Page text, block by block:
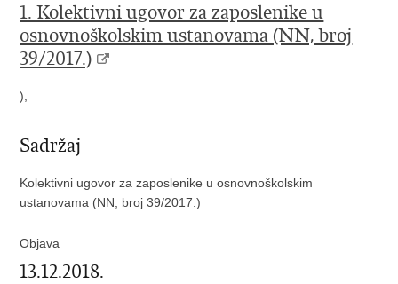
1. Kolektivni ugovor za zaposlenike u
osnovnoškolskim ustanovama (NN, broj
39/2017.)
),
Sadržaj
Kolektivni ugovor za zaposlenike u osnovnoškolskim
ustanovama (NN, broj 39/2017.)
Objava
13.12.2018.